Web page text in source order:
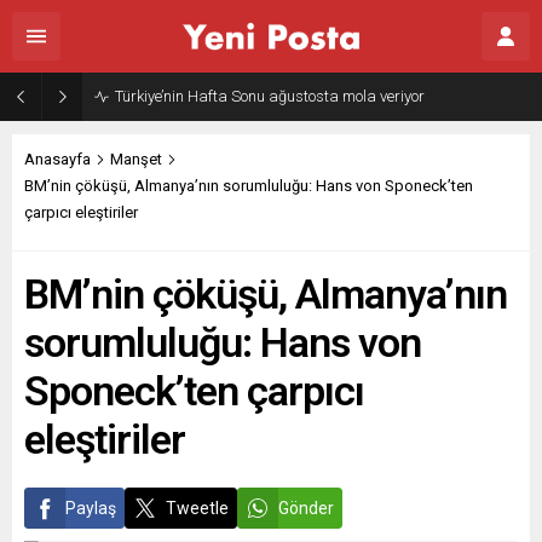
Gazze’nin geleceği: Teknokratik kontrol mü, kolonializm mi?
Anasayfa
Manşet
BM’nin çöküşü, Almanya’nın sorumluluğu: Hans von Sponeck’ten
çarpıcı eleştiriler
BM’nin çöküşü, Almanya’nın
sorumluluğu: Hans von
Sponeck’ten çarpıcı
eleştiriler
Paylaş Tweetle Gönder